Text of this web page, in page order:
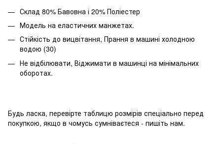
Склад 80% Бавовна і 20% Поліестер
Модель на еластичних манжетах.
Стійкість до вицвітання, Прання в машині холодною
водою (30)
Не відбілювати, Віджимати в машинці на мінімальних
оборотах.
Будь ласка, перевірте таблицю розмірів спеціально перед
покупкою, якщо в чомусь сумніваєтеся - пишіть нам.